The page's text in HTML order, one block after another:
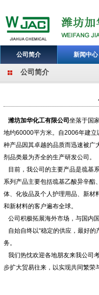
公司简介 新闻中心
ENGLISH
公司简介
潍坊加华化工有限公司 坐落于国
地约60000平方米。自2006年建
种产品因其卓越的品质而迅速被广
剂品类最为齐全的生产研发公司。
目前，我公司的主要产品是巯基
系列产品主要包括巯基乙酸异辛酯
体、化妆品及个人护理用品、新材
和新材料的客户遍布全球。
公司积极拓展海外市场，与国内
自始自终以“稳定的供应，最好的
务。
我们热忱欢迎各地朋友来我公司
步扩大贸易往来，以实现共同繁荣